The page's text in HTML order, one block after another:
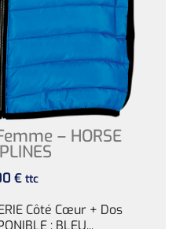
– HORSE
€ ttc
Côté Cœur + Dos
: BLEU...